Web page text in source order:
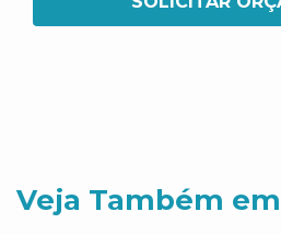
Veja Também